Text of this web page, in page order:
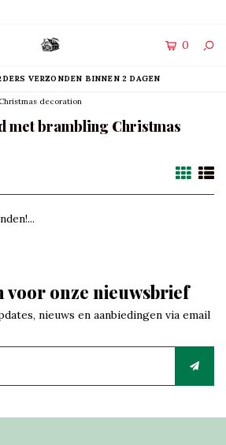
0
VERZONDEN BINNEN 2 DAGEN
decoration
met brambling Christmas
voor onze nieuwsbrief
nieuws en aanbiedingen via email